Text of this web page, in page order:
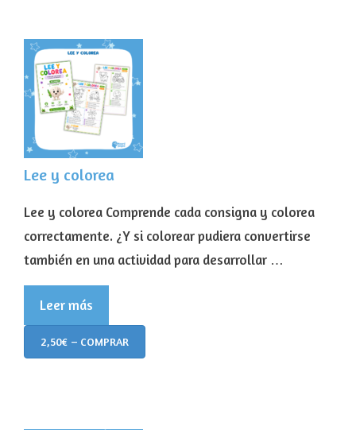
Lee y colorea
Lee y colorea Comprende cada consigna y colorea
correctamente. ¿Y si colorear pudiera convertirse
también en una actividad para desarrollar …
Leer más
2,50€ – COMPRAR